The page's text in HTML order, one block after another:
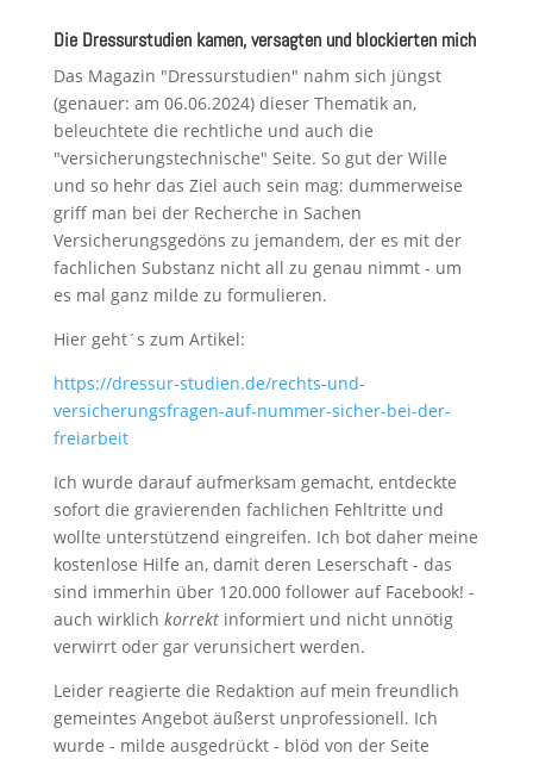
Die Dressurstudien kamen, versagten und blockierten mich
Das Magazin "Dressurstudien" nahm sich jüngst
(genauer: am 06.06.2024) dieser Thematik an,
beleuchtete die rechtliche und auch die
"versicherungstechnische" Seite. So gut der Wille
und so hehr das Ziel auch sein mag: dummerweise
griff man bei der Recherche in Sachen
Versicherungsgedöns zu jemandem, der es mit der
fachlichen Substanz nicht all zu genau nimmt - um
es mal ganz milde zu formulieren.
Hier geht´s zum Artikel:
https://dressur-studien.de/rechts-und-
versicherungsfragen-auf-nummer-sicher-bei-der-
freiarbeit
Ich wurde darauf aufmerksam gemacht, entdeckte
sofort die gravierenden fachlichen Fehltritte und
wollte unterstützend eingreifen. Ich bot daher meine
kostenlose Hilfe an, damit deren Leserschaft - das
sind immerhin über 120.000 follower auf Facebook! -
auch wirklich korrektinformiert und nicht unnötig
verwirrt oder gar verunsichert werden.
Leider reagierte die Redaktion auf mein freundlich
gemeintes Angebot äußerst unprofessionell. Ich
wurde - milde ausgedrückt - blöd von der Seite